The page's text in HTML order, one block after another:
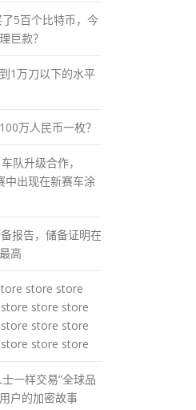
5百个比特币，今
巨款？
1万刀以下的水平
万人民币一枚？
队升级合作，
中出现在新赛车涂
报告，储备证明在
高
store store
store store
store store
store store
一样交易”全球品
户的加密故事